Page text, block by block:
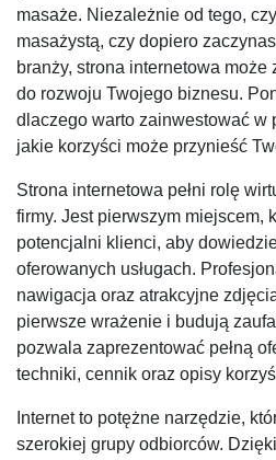
masaże. Niezależnie od tego,
masażystą, czy dopiero
branży, strona internetowa
do rozwoju Twojego biznesu.
dlaczego warto zainwestować w
jakie korzyści może przynieść
Strona internetowa pełni rolę
firmy. Jest pierwszym miejscem,
potencjalni klienci, aby
oferowanych usługach.
nawigacja oraz atrakcyjne
pierwsze wrażenie i budują
pozwala zaprezentować pełną
techniki, cennik oraz opisy
Internet to potężne narzędzie,
szerokiej grupy odbiorców.